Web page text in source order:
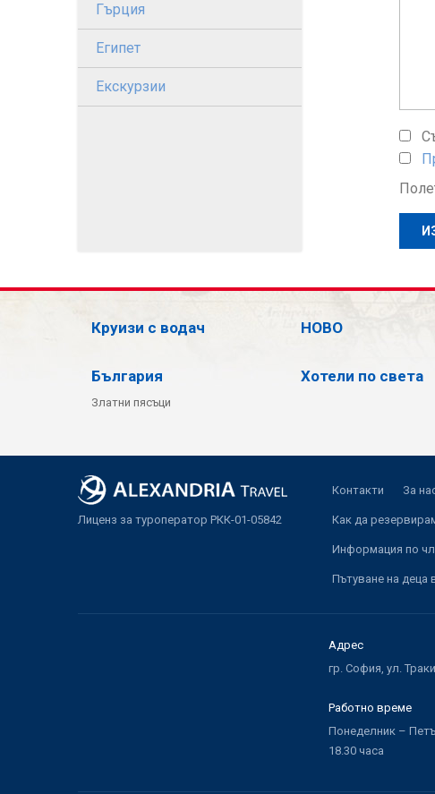
Гърция
Египет
Екскурзии
Круизи с водач НОВО
България
Златни пясъци
Хотели по света
Лиценз за туроператор РКК-01-05842
Контакти За
Как да
Информация по
Пътуване на деца
Адрес
гр. София, ул.
Работно време
Понеделник –
18.30 часа